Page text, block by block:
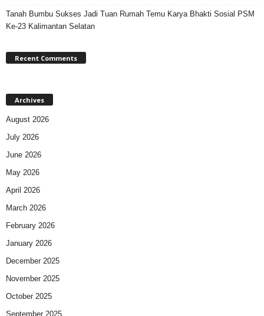
Tanah Bumbu Sukses Jadi Tuan Rumah Temu Karya Bhakti Sosial PSM
Ke-23 Kalimantan Selatan
Recent Comments
Archives
August 2026
July 2026
June 2026
May 2026
April 2026
March 2026
February 2026
January 2026
December 2025
November 2025
October 2025
September 2025